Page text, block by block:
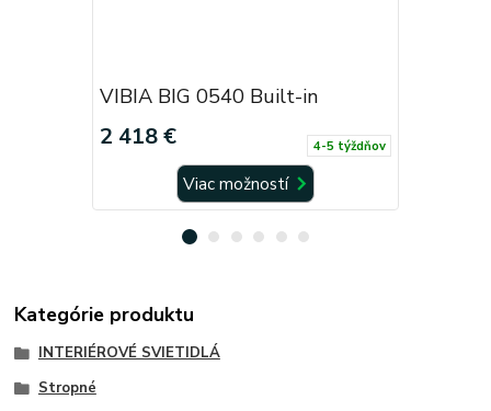
VIBIA BIG 0540 Built-in
2 418 € 4-5 týždňov
Viac možností
Kategórie produktu
INTERIÉROVÉ SVIETIDLÁ
Stropné